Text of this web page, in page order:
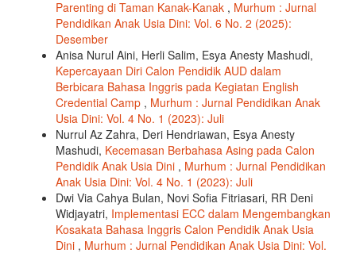
Parenting di Taman Kanak-Kanak , Murhum : Jurnal
Pendidikan Anak Usia Dini: Vol. 6 No. 2 (2025):
Desember
Anisa Nurul Aini, Herli Salim, Esya Anesty Mashudi,
Kepercayaan Diri Calon Pendidik AUD dalam
Berbicara Bahasa Inggris pada Kegiatan English
Credential Camp , Murhum : Jurnal Pendidikan Anak
Usia Dini: Vol. 4 No. 1 (2023): Juli
Nurrul Az Zahra, Deri Hendriawan, Esya Anesty
Mashudi, Kecemasan Berbahasa Asing pada Calon
Pendidik Anak Usia Dini , Murhum : Jurnal Pendidikan
Anak Usia Dini: Vol. 4 No. 1 (2023): Juli
Dwi Via Cahya Bulan, Novi Sofia Fitriasari, RR Deni
Widjayatri, Implementasi ECC dalam Mengembangkan
Kosakata Bahasa Inggris Calon Pendidik Anak Usia
Dini , Murhum : Jurnal Pendidikan Anak Usia Dini: Vol.